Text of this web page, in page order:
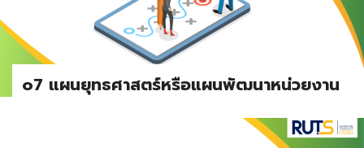
o7 แผนยุทธศาสตร์หรือแผนพัฒนาหน่วยงาน